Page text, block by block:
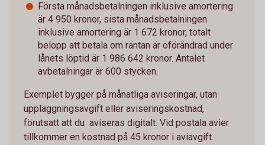
Första månadsbetalningen inklusive amortering
är 4 950 kronor, sista månadsbetalningen
inklusive amortering är 1 672 kronor, totalt
belopp att betala om räntan är oförändrad under
lånets löptid är 1 986 642 kronor. Antalet
avbetalningar är 600 stycken.
Exemplet bygger på månatliga aviseringar, utan
uppläggningsavgift eller aviseringskostnad,
förutsatt att du aviseras digitalt. Vid postala avier
tillkommer en kostnad på 45 kronor i aviavgift.